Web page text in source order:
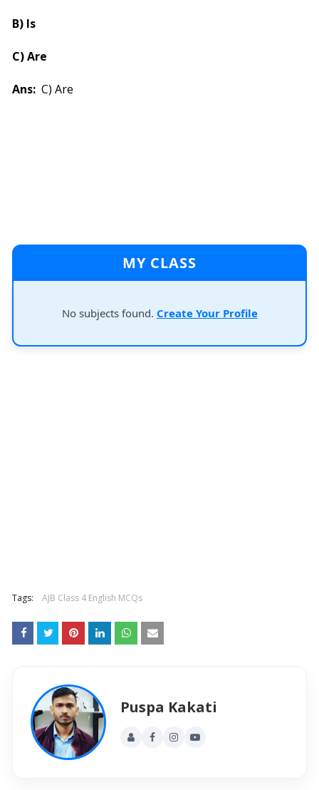
B) Is
C) Are
Ans: C) Are
MY CLASS
No subjects found. Create Your Profile
Tags: AJB Class 4 English MCQs
Puspa Kakati